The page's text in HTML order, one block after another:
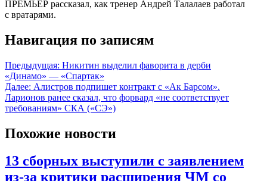
ПРЕМЬЕР рассказал, как тренер Андрей Талалаев работал
с вратарями.
Навигация по записям
Предыдущая: Никитин выделил фаворита в дерби
«Динамо» — «Спартак»
Далее: Алистров подпишет контракт с «Ак Барсом».
Ларионов ранее сказал, что форвард «не соответствует
требованиям» СКА («СЭ»)
Похожие новости
13 сборных выступили с заявлением
из-за критики расширения ЧМ со